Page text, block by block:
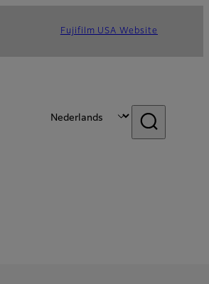
Fujifilm USA Website